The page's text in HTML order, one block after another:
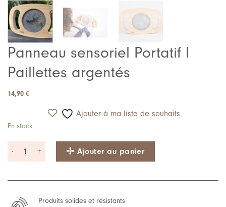
Panneau sensoriel Portatif l
Paillettes argentés
14,90 €
Ajouter à ma liste de souhaits
En stock
quantité de Panneau sensoriel Portatif l Paillettes argentés
Ajouter au panier
Produits solides et résistants